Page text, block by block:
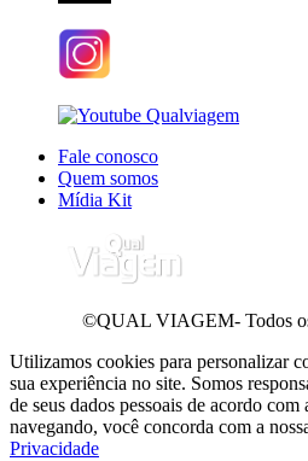
Fale conosco
Quem somos
Mídia Kit
©QUAL VIAGEM- Todos
Utilizamos cookies para personalizar
sua experiência no site. Somos
de seus dados pessoais de acordo
navegando, você concorda com a
Privacidade